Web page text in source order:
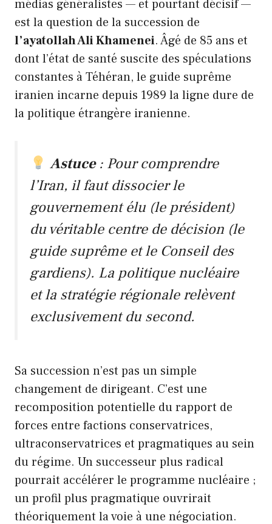
médias généralistes — et pourtant décisif —
est la question de la succession de
l’ayatollah Ali Khamenei. Âgé de 85 ans et
dont l’état de santé suscite des spéculations
constantes à Téhéran, le guide suprême
iranien incarne depuis 1989 la ligne dure de
la politique étrangère iranienne.
Astuce: Pour comprendre
l’Iran, il faut dissocier le
gouvernement élu (le président)
du véritable centre de décision (le
guide suprême et le Conseil des
gardiens). La politique nucléaire
et la stratégie régionale relèvent
exclusivement du second.
Sa succession n’est pas un simple
changement de dirigeant. C’est une
recomposition potentielle du rapport de
forces entre factions conservatrices,
ultraconservatrices et pragmatiques au sein
du régime. Un successeur plus radical
pourrait accélérer le programme nucléaire ;
un profil plus pragmatique ouvrirait
théoriquement la voie à une négociation.